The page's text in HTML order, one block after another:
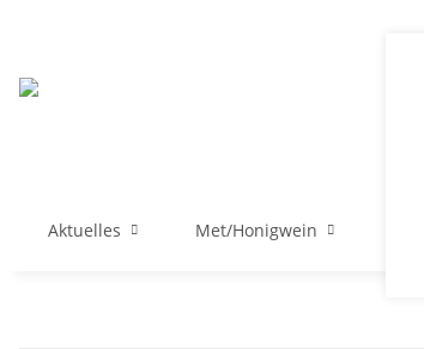
Aktuelles Met/Honigwein